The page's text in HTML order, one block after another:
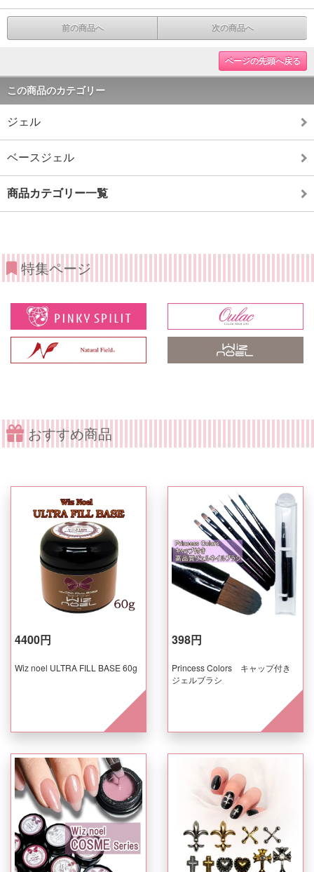
前の商品へ 次の商品へ
ページの先頭へ戻る
この商品のカテゴリー
ジェル
ベースジェル
商品カテゴリー一覧